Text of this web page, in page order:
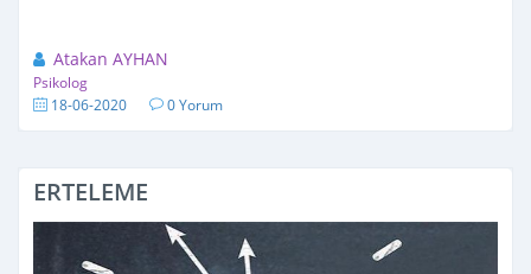
Atakan AYHAN
Psikolog
18-06-2020 0 Yorum
ERTELEME